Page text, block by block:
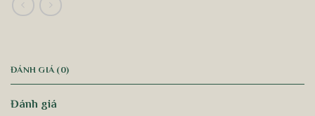
ĐÁNH GIÁ (0)
Đánh giá